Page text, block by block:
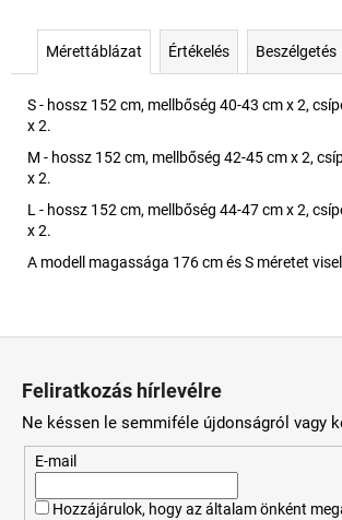
Mérettáblázat Értékelés Beszélgetés
S - hossz 152 cm, mellbőség 40-43 cm x 2,
x 2.
M - hossz 152 cm, mellbőség 42-45 cm x 2,
x 2.
L - hossz 152 cm, mellbőség 44-47 cm x 2,
x 2.
A modell magassága 176 cm és S méretet
Feliratkozás hírlevélre
Ne késsen le semmiféle újdonságról vagy
E-mail
Hozzájárulok, hogy az általam önként